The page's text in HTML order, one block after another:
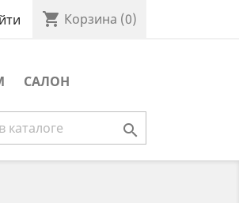
shopping_cart Корзина (0)
САЛОН
